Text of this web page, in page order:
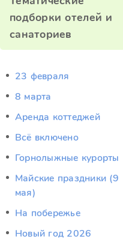
подборки отелей и
санаториев
23 февраля
8 марта
Аренда коттеджей
Всё включено
Горнолыжные курорты
Майские праздники (9
мая)
На побережье
Новый год 2026